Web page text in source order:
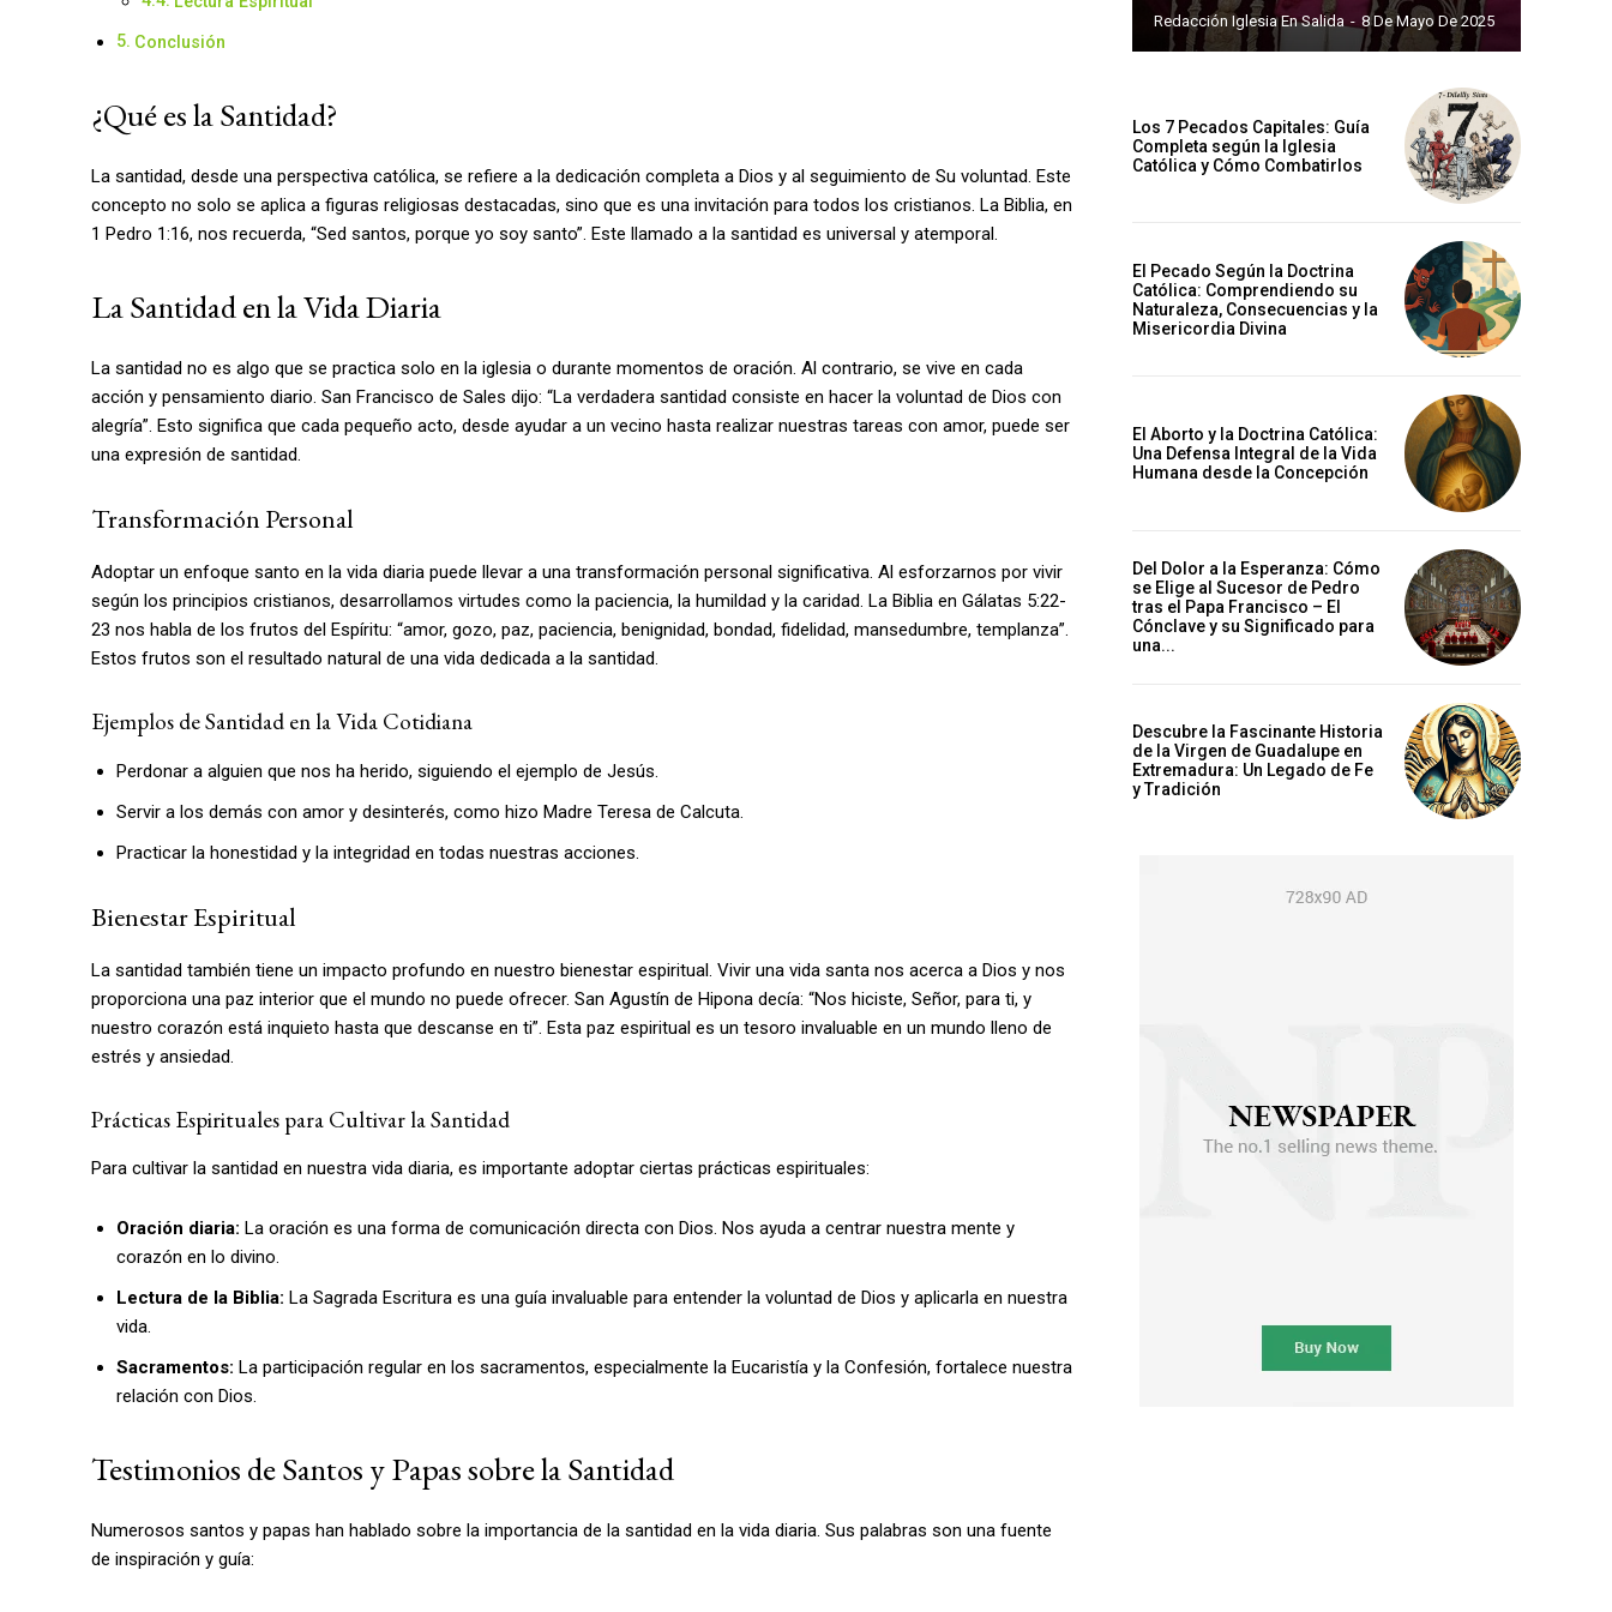
Conclusión
¿Qué es la Santidad?
La santidad, desde una perspectiva católica, se refiere a la dedicación completa a Dios y al seguimiento de Su voluntad. Este
concepto no solo se aplica a figuras religiosas destacadas, sino que es una invitación para todos los cristianos. La Biblia, en
1 Pedro 1:16, nos recuerda, “Sed santos, porque yo soy santo”. Este llamado a la santidad es universal y atemporal.
La Santidad en la Vida Diaria
La santidad no es algo que se practica solo en la iglesia o durante momentos de oración. Al contrario, se vive en cada
acción y pensamiento diario. San Francisco de Sales dijo: “La verdadera santidad consiste en hacer la voluntad de Dios con
alegría”. Esto significa que cada pequeño acto, desde ayudar a un vecino hasta realizar nuestras tareas con amor, puede ser
una expresión de santidad.
Transformación Personal
Adoptar un enfoque santo en la vida diaria puede llevar a una transformación personal significativa. Al esforzarnos por vivir
según los principios cristianos, desarrollamos virtudes como la paciencia, la humildad y la caridad. La Biblia en Gálatas 5:22-
23 nos habla de los frutos del Espíritu: “amor, gozo, paz, paciencia, benignidad, bondad, fidelidad, mansedumbre, templanza”.
Estos frutos son el resultado natural de una vida dedicada a la santidad.
Ejemplos de Santidad en la Vida Cotidiana
Perdonar a alguien que nos ha herido, siguiendo el ejemplo de Jesús.
Servir a los demás con amor y desinterés, como hizo Madre Teresa de Calcuta.
Practicar la honestidad y la integridad en todas nuestras acciones.
Bienestar Espiritual
La santidad también tiene un impacto profundo en nuestro bienestar espiritual. Vivir una vida santa nos acerca a Dios y nos
proporciona una paz interior que el mundo no puede ofrecer. San Agustín de Hipona decía: “Nos hiciste, Señor, para ti, y
nuestro corazón está inquieto hasta que descanse en ti”. Esta paz espiritual es un tesoro invaluable en un mundo lleno de
estrés y ansiedad.
Prácticas Espirituales para Cultivar la Santidad
Para cultivar la santidad en nuestra vida diaria, es importante adoptar ciertas prácticas espirituales:
Oración diaria: La oración es una forma de comunicación directa con Dios. Nos ayuda a centrar nuestra mente y
corazón en lo divino.
Lectura de la Biblia: La Sagrada Escritura es una guía invaluable para entender la voluntad de Dios y aplicarla en nuestra
vida.
Sacramentos: La participación regular en los sacramentos, especialmente la Eucaristía y la Confesión, fortalece nuestra
relación con Dios.
Testimonios de Santos y Papas sobre la Santidad
Numerosos santos y papas han hablado sobre la importancia de la santidad en la vida diaria. Sus palabras son una fuente
de inspiración y guía:
Redacción Iglesia En Salida - 8 De Mayo De 2025
Los 7 Pecados Capitales: Guía
Completa según la Iglesia
Católica y Cómo Combatirlos
El Pecado Según la Doctrina
Católica: Comprendiendo su
Naturaleza, Consecuencias y la
Misericordia Divina
El Aborto y la Doctrina Católica:
Una Defensa Integral de la Vida
Humana desde la Concepción
Del Dolor a la Esperanza: Cómo
se Elige al Sucesor de Pedro
tras el Papa Francisco – El
Cónclave y su Significado para
una...
Descubre la Fascinante Historia
de la Virgen de Guadalupe en
Extremadura: Un Legado de Fe
y Tradición